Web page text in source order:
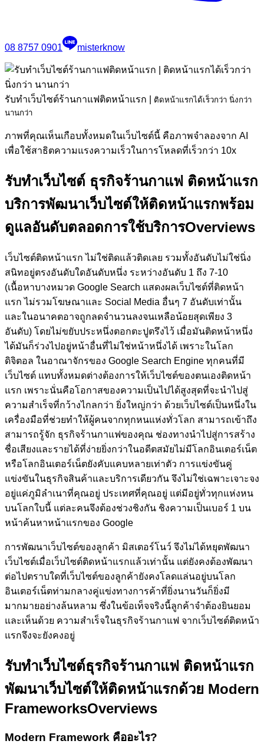
08 8757 0901 misterknow
รับทำเว็บไซต์ร้านกาแฟติดหน้าแรก
ติดหน้าแรกได้เร็วกว่า นิ่งกว่า
นานกว่า
ภาพที่คุณเห็นเกือบทั้งหมดในเว็บไซต์นี้ คือภาพจำลองจาก AI
เพื่อใช้สาธิตความแรงความเร็วในการโหลดที่เร็วกว่า 10x
รับทำเว็บไซต์ ธุรกิจร้านกาแฟ ติดหน้าแรก
บริการพัฒนาเว็บไซต์ให้ติดหน้าแรกพร้อม
ดูแลอันดับตลอดการใช้บริการOverviews
เว็บไซต์ติดหน้าแรก ไม่ใช่ติดแล้วติดเลย รวมทั้งอันดับไม่ใช่นิ่ง
สนิทอยู่ตรงอันดับใดอันดับหนึ่ง ระหว่างอันดับ 1 ถึง 7-10
(เนื้อหาบางหมวด Google Search แสดงผลเว็บไซต์ที่ติดหน้า
แรก ไม่รวมโฆษณาและ Social Media อื่นๆ 7 อันดับเท่านั้น
และในอนาคตอาจถูกลดจำนวนลงจนเหลือน้อยสุดเพียง 3
อันดับ) โดยไม่ขยับประหนึ่งตอกตะปูตรึงไว้ เมื่อมันติดหน้าหนึ่ง
ได้มันก็ร่วงไปอยู่หน้าอื่นที่ไม่ใช่หน้าหนึ่งได้ เพราะในโลก
ดิจิตอล ในอาณาจักรของ Google Search Engine ทุกคนที่มี
เว็บไซต์ แทบทั้งหมดต่างต้องการให้เว็บไซต์ของตนเองติดหน้า
แรก เพราะนั่นคือโอกาสของความเป็นไปได้สูงสุดที่จะนำไปสู่
ความสำเร็จที่กว้างไกลกว่า ยิ่งใหญ่กว่า ด้วยเว็บไซต์เป็นหนึ่งใน
เครื่องมือที่ช่วยทำให้ผู้คนจากทุกหนแห่งทั่วโลก สามารถเข้าถึง
สามารถรู้จัก ธุรกิจร้านกาแฟของคุณ ช่องทางนำไปสู่การสร้าง
ชื่อเสียงและรายได้ที่ง่ายยิ่งกว่าในอดีตสมัยไม่มีโลกอินเตอร์เน็ต
หรือโลกอินเตอร์เน็ตยังคับแคบหลายเท่าตัว การแข่งขันคู่
แข่งขันในธุรกิจสินค้าและบริการเดียวกัน จึงไม่ใช่เฉพาะเจาะจง
อยู่แค่ภูมิลำเนาที่คุณอยู่ ประเทศที่คุณอยู่ แต่มีอยู่ทั่วทุกแห่งหน
บนโลกใบนี้ แต่ละคนจึงต้องช่วงชิงกัน ชิงความเป็นเบอร์ 1 บน
หน้าค้นหาหน้าแรกของ Google
การพัฒนาเว็บไซต์ของลูกค้า มิสเตอร์โนว์ จึงไม่ได้หยุดพัฒนา
เว็บไซต์เมื่อเว็บไซต์ติดหน้าแรกแล้วเท่านั้น แต่ยังคงต้องพัฒนา
ต่อไปตราบใดที่เว็บไซต์ของลูกค้ายังคงโลดแล่นอยู่บนโลก
อินเตอร์เน็ตท่ามกลางคู่แข่งทางการค้าที่ยิ่งนานวันก็ยิ่งมี
มากมายอย่างล้นหลาม ซึ่งในข้อเท็จจริงนี้ลูกค้าจำต้องยินยอม
และเห็นด้วย ความสำเร็จในธุรกิจร้านกาแฟ จากเว็บไซต์ติดหน้า
แรกจึงจะยังคงอยู่
รับทำเว็บไซต์ธุรกิจร้านกาแฟ ติดหน้าแรก
พัฒนาเว็บไซต์ให้ติดหน้าแรกด้วย Modern
FrameworksOverviews
Modern Framework คืออะไร?